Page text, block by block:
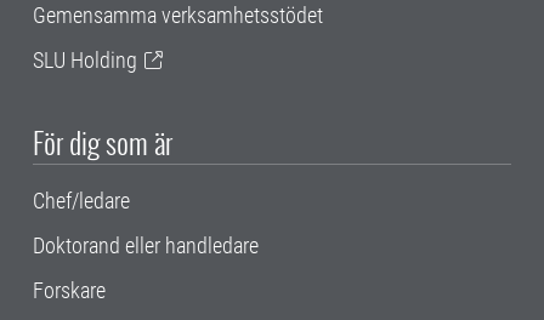
Gemensamma verksamhetsstödet
SLU Holding
För dig som är
Chef/ledare
Doktorand eller handledare
Forskare